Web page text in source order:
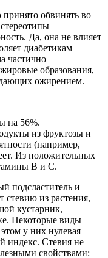
принято обвинять во
Да, она не влияет
диабетикам
частично
образования,
ожирением.
на 56%.
из фруктозы и
(например,
Из положительных
В и С.
подсластитель и
стевию из растения,
кустарник,
Некоторые виды
у них нулевая
индекс. Стевия не
свойствами: